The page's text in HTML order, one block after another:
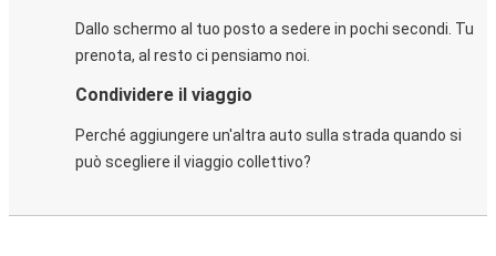
Dallo schermo al tuo posto a sedere in pochi secondi. Tu
prenota, al resto ci pensiamo noi.
Condividere il viaggio
Perché aggiungere un'altra auto sulla strada quando si
può scegliere il viaggio collettivo?